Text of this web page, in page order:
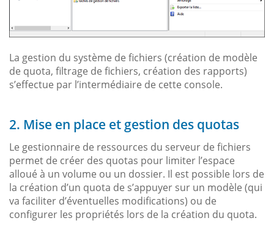
La gestion du système de fichiers (création de modèle
de quota, filtrage de fichiers, création des rapports)
s’effectue par l’intermédiaire de cette console.
2. Mise en place et gestion des quotas
Le gestionnaire de ressources du serveur de fichiers
permet de créer des quotas pour limiter l’espace
alloué à un volume ou un dossier. Il est possible lors de
la création d’un quota de s’appuyer sur un modèle (qui
va faciliter d’éventuelles modifications) ou de
configurer les propriétés lors de la création du quota.